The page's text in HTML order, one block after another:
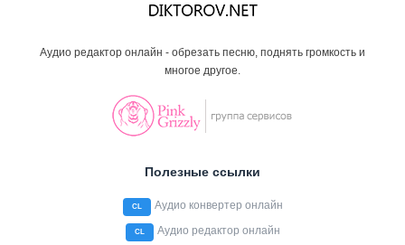
Аудио редактор онлайн - обрезать песню, поднять громкость и
многое другое.
Полезные ссылки
CL Аудио конвертер онлайн
CL Аудио редактор онлайн